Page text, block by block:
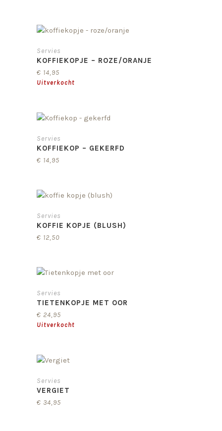
Servies
KOFFIEKOPJE – ROZE/ORANJE
€ 14,95
Servies
KOFFIEKOP – GEKERFD
€ 14,95
Servies
KOFFIE KOPJE (BLUSH)
€ 12,50
Servies
TIETENKOPJE MET OOR
€ 24,95
Servies
VERGIET
€ 34,95